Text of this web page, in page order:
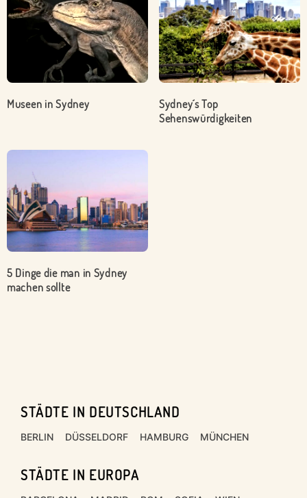
Museen in Sydney
Sydney´s Top
Sehenswürdigkeiten
5 Dinge die man in Sydney
machen sollte
Footer
STÄDTE IN DEUTSCHLAND
BERLIN DÜSSELDORF HAMBURG MÜNCHEN
STÄDTE IN EUROPA